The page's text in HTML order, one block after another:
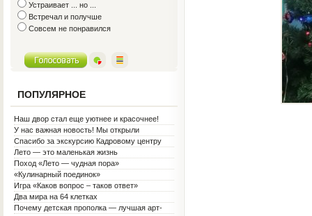
Устраивает ... но ...
Встречал и получше
Совсем не понравился
ПОПУЛЯРНОЕ
Наш двор стал еще уютнее и красочнее!
У нас важная новость! Мы открыли
Социальную гостиную.
Спасибо за экскурсию Кадровому центру
Лето — это маленькая жизнь
Поход «Лето — чудная пора»
«Кулинарный поединок»
Игра «Каков вопрос – таков ответ»
Два мира на 64 клетках
Почему детская прополка — лучшая арт-